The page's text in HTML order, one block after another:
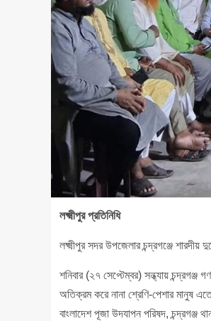
লক্ষ্মীপুর প্রতিনিধি
লক্ষ্মীপুর সদর উপজেলার চন্দ্রগঞ্জে
শনিবার (২৭ সেপ্টেম্বর) সন্ধ্যায় চন্দ্রগঞ্জ
অতিক্রম করে নানা শ্রেণি-পেশার মানুষ
বাংলাদেশ পূজা উদযাপন পরিষদ, চন্দ্রগঞ্জ